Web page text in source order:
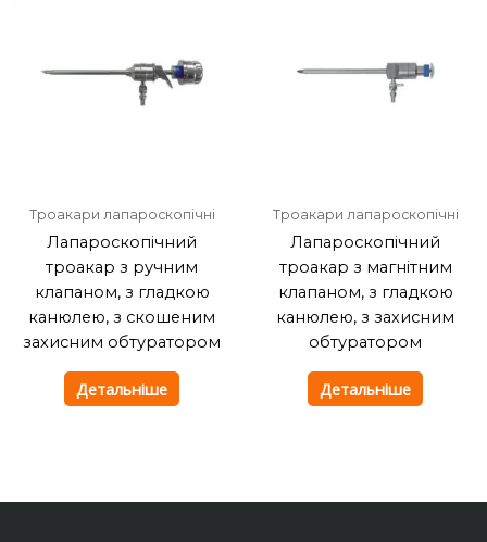
Троакари лапароскопічні
Лапароскопічний
троакар з ручним
клапаном, з гладкою
канюлею, з скошеним
захисним обтуратором
Детальніше
Троакари лапароскопічні
Лапароскопічний
троакар з магнітним
клапаном, з гладкою
канюлею, з захисним
обтуратором
Детальніше